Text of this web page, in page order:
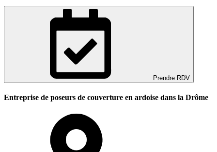
Prendre RDV
Entreprise de poseurs de couverture en ardoise dans la Drôme